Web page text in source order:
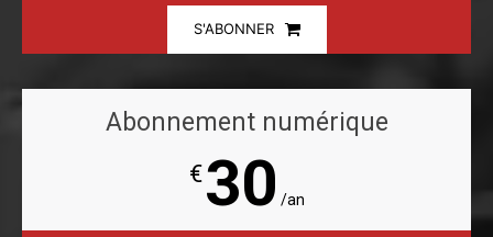
S'ABONNER
Abonnement numérique
€30 /an